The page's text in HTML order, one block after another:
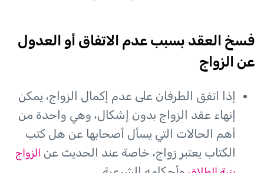
فسخ العقد بسبب عدم الاتفاق أو العدول
عن الزواج
إذا اتفق الطرفان على عدم إكمال الزواج، يمكن
إنهاء عقد الزواج بدون إشكال، وهي واحدة من
أهم الحالات التي يسأل أصحابها عن هل كتب
الكتاب يعتبر زواج، خاصة عند الحديث عن الزواج